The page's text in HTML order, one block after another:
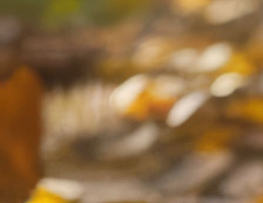
ATELIERS & ÉVÈNEMENTS